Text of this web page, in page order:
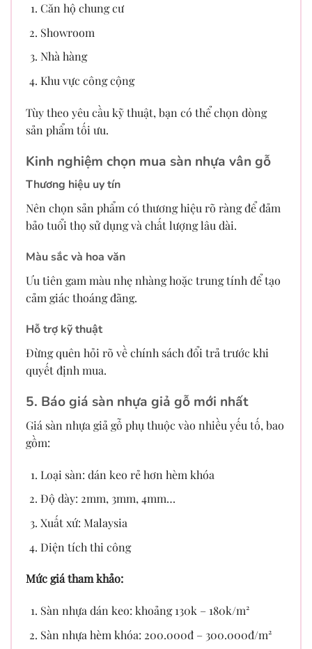
Căn hộ chung cư
Showroom
Nhà hàng
Khu vực công cộng
Tùy theo yêu cầu kỹ thuật, bạn có thể chọn dòng
sản phẩm tối ưu.
Kinh nghiệm chọn mua sàn nhựa vân gỗ
Thương hiệu uy tín
Nên chọn sản phẩm có thương hiệu rõ ràng để đảm
bảo tuổi thọ sử dụng và chất lượng lâu dài.
Màu sắc và hoa văn
Ưu tiên gam màu nhẹ nhàng hoặc trung tính để tạo
cảm giác thoáng đãng.
Hỗ trợ kỹ thuật
Đừng quên hỏi rõ về chính sách đổi trả trước khi
quyết định mua.
5. Báo giá sàn nhựa giả gỗ mới nhất
Giá sàn nhựa giả gỗ phụ thuộc vào nhiều yếu tố, bao
gồm:
Loại sàn: dán keo rẻ hơn hèm khóa
Độ dày: 2mm, 3mm, 4mm…
Xuất xứ: Malaysia
Diện tích thi công
Mức giá tham khảo:
Sàn nhựa dán keo: khoảng 130k – 180k/m²
Sàn nhựa hèm khóa: 200.000đ – 300.000đ/m²